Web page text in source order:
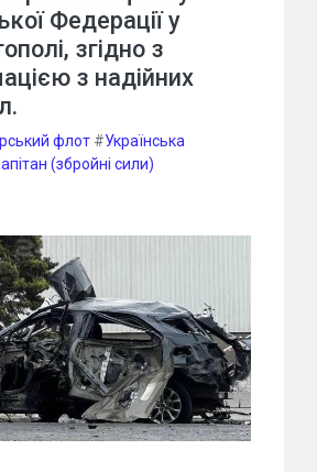
Федерації у
згідно з
з надійних
флот #Українська
(збройні сили)